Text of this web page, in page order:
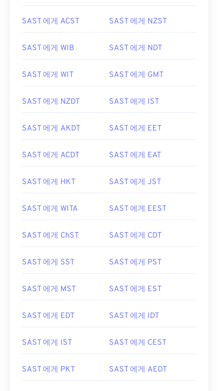
SAST 에게 ACST SAST 에게 NZST
SAST 에게 WIB SAST 에게 NDT
SAST 에게 WIT SAST 에게 GMT
SAST 에게 NZDT SAST 에게 IST
SAST 에게 AKDT SAST 에게 EET
SAST 에게 ACDT SAST 에게 EAT
SAST 에게 HKT SAST 에게 JST
SAST 에게 WITA SAST 에게 EEST
SAST 에게 ChST SAST 에게 CDT
SAST 에게 SST SAST 에게 PST
SAST 에게 MST SAST 에게 EST
SAST 에게 EDT SAST 에게 IDT
SAST 에게 IST SAST 에게 CEST
SAST 에게 PKT SAST 에게 AEDT